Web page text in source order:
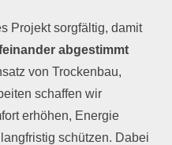
Projekt sorgfältig, damit
abgestimmt
von Trockenbau,
schaffen wir
erhöhen, Energie
schützen. Dabei